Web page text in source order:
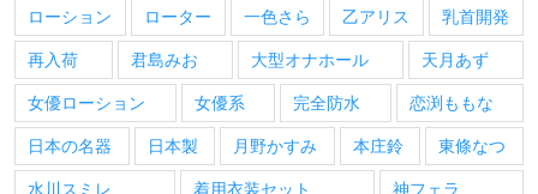
ローション ローター 一色さら 乙アリス 乳首開発
再入荷 君島みお 大型オナホール 天月あず
女優ローション 女優系 完全防水 恋渕ももな
日本の名器 日本製 月野かすみ 本庄鈴 東條なつ
水川スミレ 着用衣装セット 神フェラ